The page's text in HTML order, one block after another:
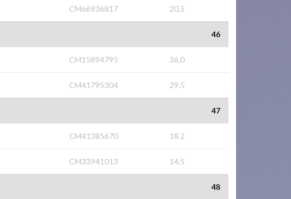
CM66936817 20.5
46
CM15894795 36.0
CM41795304 29.5
47
CM41385670 18.2
CM33941013 14.5
48